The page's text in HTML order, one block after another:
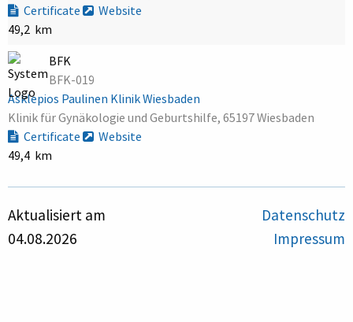
Certificate
Website
49,2 km
BFK
BFK-019
Asklepios Paulinen Klinik Wiesbaden
Klinik für Gynäkologie und Geburtshilfe, 65197 Wiesbaden
Certificate
Website
49,4 km
Aktualisiert am
04.08.2026
Datenschutz
Impressum